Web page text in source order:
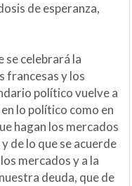
de esperanza,
se celebrará la
francesas y los
político vuelve a
lo político como en
hagan los mercados
de lo que se acuerde
mercados y a la
deuda, que de